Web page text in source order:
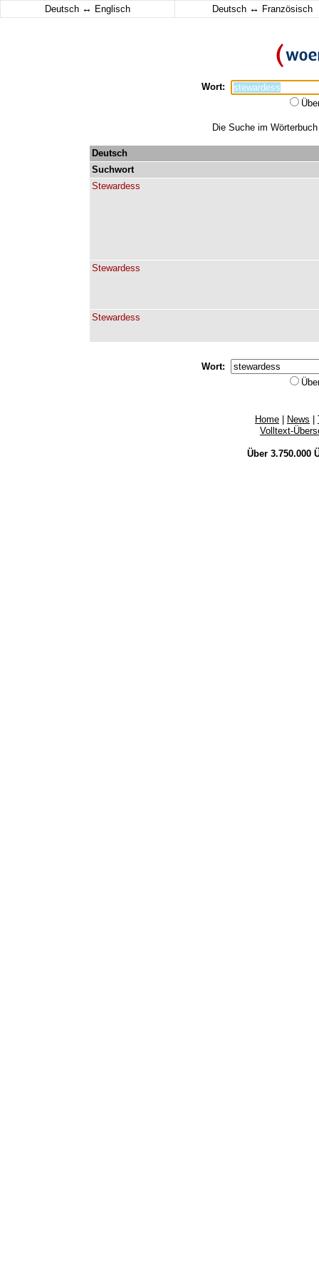
Deutsch ↔ Englisch Deutsch ↔ Französisch
Wort:
Die Suche im
Deutsch
Suchwort
Stewardess
Stewardess
Stewardess
Wort:
Home News
Volltext-
Über 3.750.000